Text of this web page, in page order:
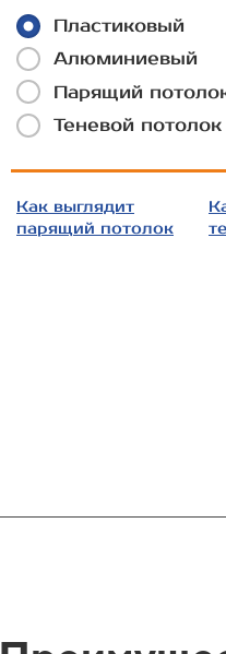
Пластиковый
Алюминиевый
Парящий
Теневой потолок
Как выглядит
парящий потолок